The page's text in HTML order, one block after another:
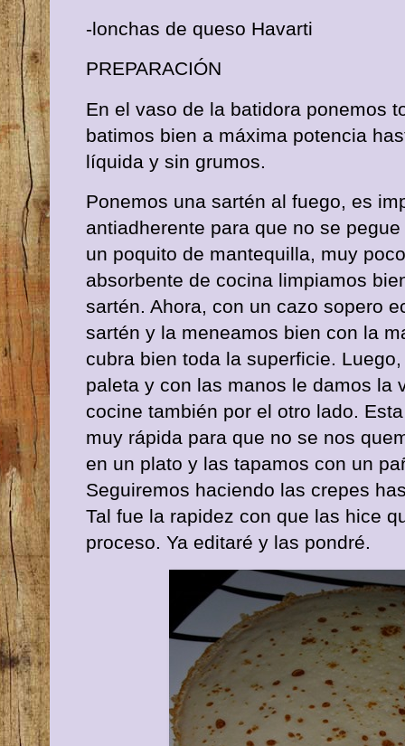
-lonchas de queso Havarti
PREPARACIÓN
En el vaso de la batidora ponemos
batimos bien a máxima potencia
líquida y sin grumos.
Ponemos una sartén al fuego, es
antiadherente para que no se
un poquito de mantequilla, muy
absorbente de cocina limpiamos
sartén. Ahora, con un cazo sopero
sartén y la meneamos bien con la
cubra bien toda la superficie.
paleta y con las manos le damos la
cocine también por el otro lado.
muy rápida para que no se nos
en un plato y las tapamos con un
Seguiremos haciendo las crepes
Tal fue la rapidez con que las hice
proceso. Ya editaré y las pondré.